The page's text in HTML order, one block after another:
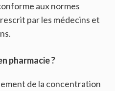
aux normes
par les médecins et
pharmacie ?
de la concentration